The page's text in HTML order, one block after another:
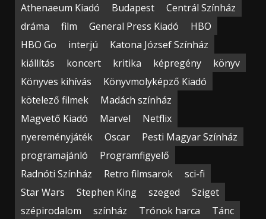
Athenaeum Kiadó
Budapest
Centrál Színház
dráma
film General Press Kiadó
HBO
HBO Go
interjú
Katona József Színház
kiállítás
koncert kritika képregény
könyv
Könyves kihívás
Könyvmolyképző Kiadó
kötelező filmek
Madách színház
Magvető Kiadó
Marvel
Netflix
nyereményjáték
Oscar
Pesti Magyar Színház
programajánló
Programfigyelő
Radnóti Színház
Retro filmsarok
sci-fi
Star Wars
Stephen King szeged
Sziget
szépirodalom
színház Trónok harca
Tánc